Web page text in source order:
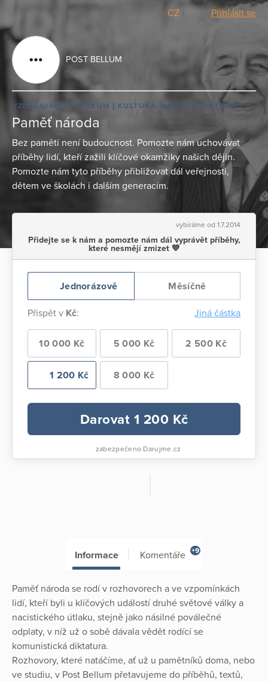
CZ / Přihlásit se
POST BELLUM
VZDĚLÁVÁNÍ A VÝZKUM KULTURA, UMĚNÍ A HISTORIE
Paměť národa
Bez paměti není budoucnost. Pomozte nám uchovávat
příběhy lidí, kteří zažili klíčové okamžiky našich dějin.
Pomozte nám tyto příběhy přibližovat dál veřejnosti,
dětem ve školách i dalším generacím.
vybíráme od 1.7.2014
Přidejte se k nám a pomozte nám dál vyprávět příběhy,
které nesmějí zmizet 💙
Jednorázově Měsíčně
Přispět v Kč: Jiná částka
10 000 Kč 5 000 Kč 2 500 Kč
1 200 Kč 8 000 Kč
Darovat 1 200 Kč
zabezpečeno Darujme.cz
Informace Komentáře +9
Paměť národa se rodí v rozhovorech a ve vzpomínkách
lidí, kteří byli u klíčových událostí druhé světové války a
nacistického útlaku, stejně jako násilné poválečné
odplaty, v níž už o sobě dávala vědět rodící se
komunistická diktatura.
Rozhovory, které natáčíme, ať už u pamětníků doma, nebo
ve studiu, v Post Bellum přetavujeme do příběhů, textů,